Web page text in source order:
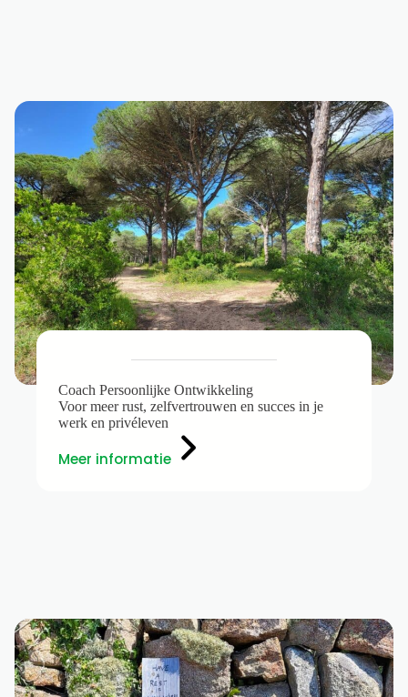
Coach Persoonlijke Ontwikkeling
Voor meer rust, zelfvertrouwen en succes in je
werk en privéleven
Meer informatie